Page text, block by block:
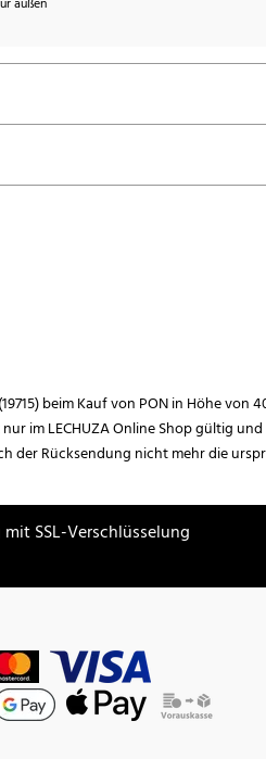
außen
beim Kauf von PON in Höhe
im LECHUZA Online Shop gültig
der Rücksendung nicht mehr die
SSL-Verschlüsselung